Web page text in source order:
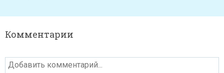
Комментарии